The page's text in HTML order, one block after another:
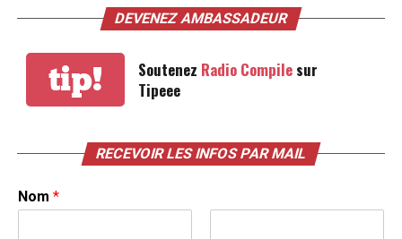
DEVENEZ AMBASSADEUR
tip! Soutenez Radio Compilesur
Tipeee
RECEVOIR LES INFOS PAR MAIL
Nom *